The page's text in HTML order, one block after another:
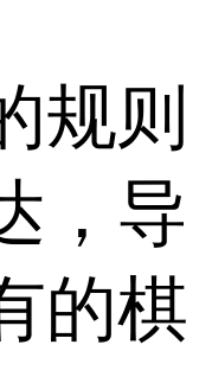
规则
，导
的棋